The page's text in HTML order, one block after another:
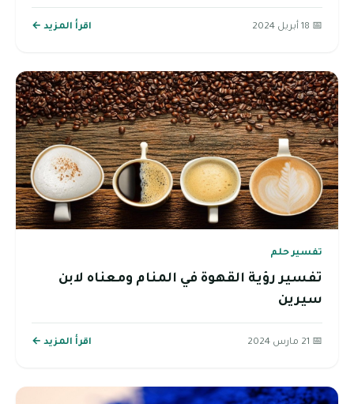
📅 18 أبريل 2024 اقرأ المزيد ←
تفسير حلم
تفسير رؤية القهوة في المنام ومعناه لابن
سيرين
📅 21 مارس 2024 اقرأ المزيد ←